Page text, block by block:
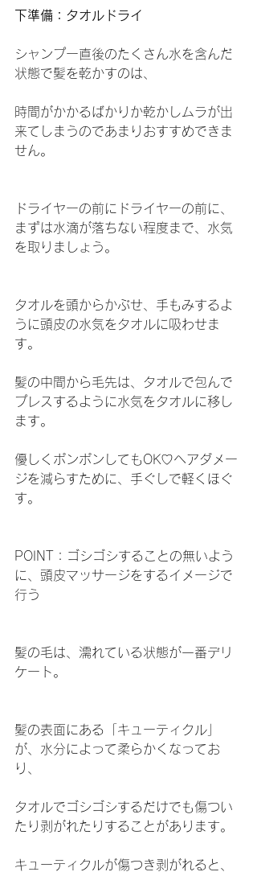
下準備：タオルドライ
シャンプー直後のたくさん水を含んだ
状態で髪を乾かすのは、
時間がかかるばかりか乾かしムラが出
来てしまうのであまりおすすめできま
せん。
ドライヤーの前にドライヤーの前に、
まずは水滴が落ちない程度まで、水気
を取りましょう。
タオルを頭からかぶせ、手もみするよ
うに頭皮の水気をタオルに吸わせま
す。
髪の中間から毛先は、タオルで包んで
プレスするように水気をタオルに移し
ます。
優しくポンポンしてもOK♡ヘアダメー
ジを減らすために、手ぐしで軽くほぐ
す。
POINT：ゴシゴシすることの無いよう
に、頭皮マッサージをするイメージで
行う
髪の毛は、濡れている状態が一番デリ
ケート。
髪の表面にある「キューティクル」
が、水分によって柔らかくなってお
り、
タオルでゴシゴシするだけでも傷つい
たり剥がれたりすることがあります。
キューティクルが傷つき剥がれると、